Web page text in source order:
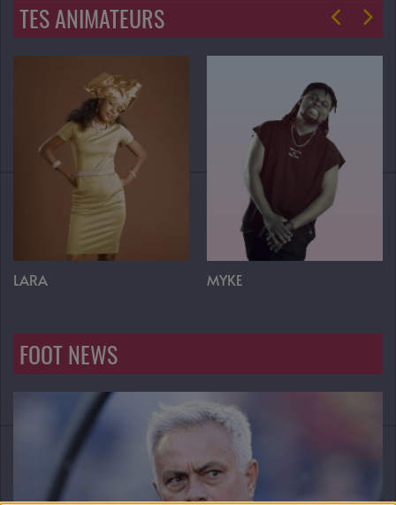
TES ANIMATEURS
LARA MYKE
FOOT NEWS